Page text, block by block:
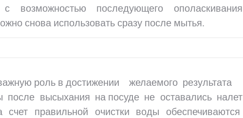
с возможностью последующего ополаскивания
снова использовать сразу после мытья.
роль в достижении желаемого результата
после высыхания на посуде не оставались налет
правильной очистки воды обеспечиваются